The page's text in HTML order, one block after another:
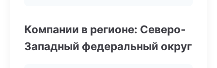
Компании в регионе: Северо-
Западный федеральный округ